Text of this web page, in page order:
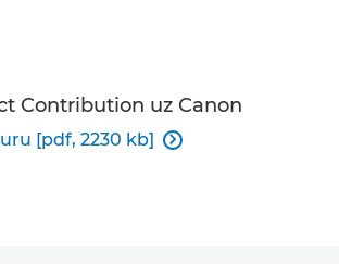
Contribution uz Canon
[pdf, 2230 kb] 